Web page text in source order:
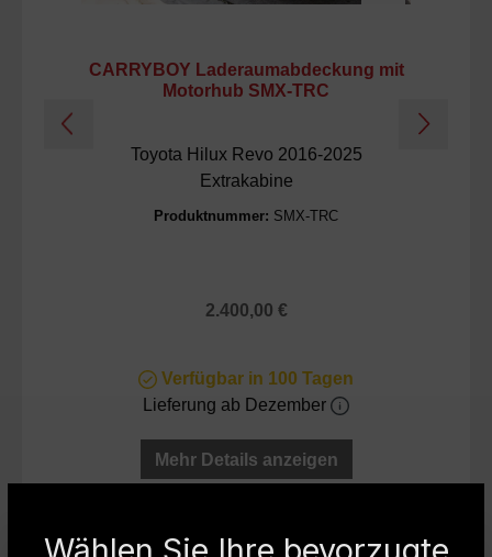
CARRYBOY Laderaumabdeckung mit
Motorhub SMX-TRC
Toyota Hilux Revo 2016-2025
Extrakabine
Produktnummer: SMX-TRC
Regulärer Preis:
2.400,00 €
Verfügbar in 100 Tagen
Lieferung ab Dezember
Mehr Details anzeigen
Weiteres Zubehör